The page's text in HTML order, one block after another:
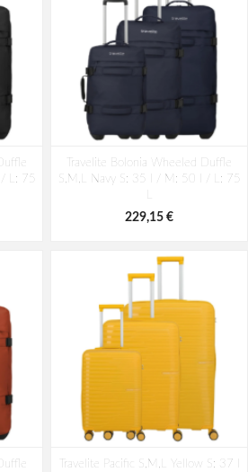
L: 75
Travelite Bolonia Wheeled Duffle
S,M,L Navy S: 35 l / M: 50 l / L: 75
229,15 €
Travelite Pacific S,M,L Yellow S: 37 l